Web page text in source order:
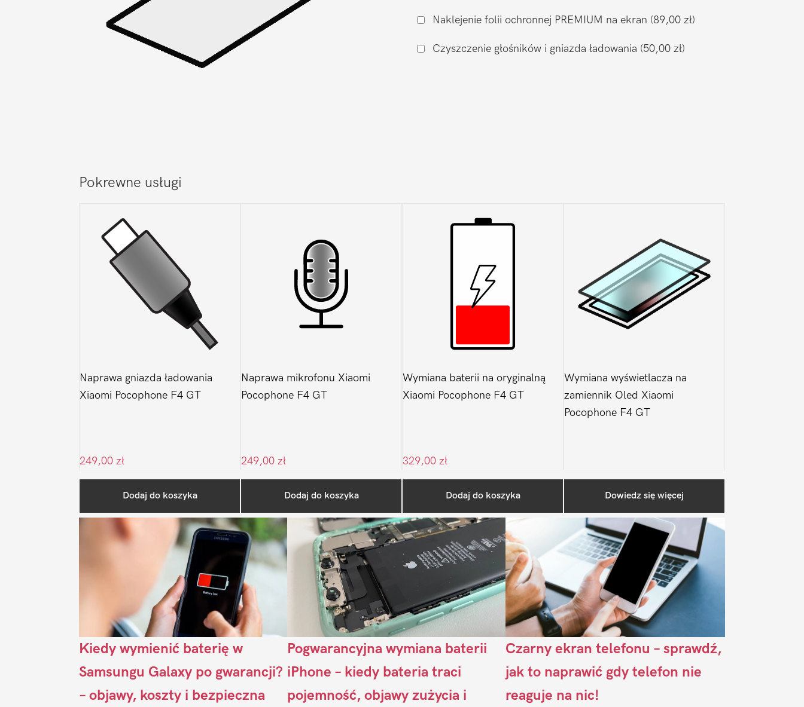
XiaomiNaklejenie folii ochronnej PREMIUM na ekran (89,00 zł)
Czyszczenie głośników i gniazda ładowania (50,00 zł)
Pokrewne usługi
Naprawa gniazda ładowania
Xiaomi Pocophone F4 GT
249,00 zł
Dodaj do koszyka
Naprawa mikrofonu Xiaomi
Pocophone F4 GT
249,00 zł
Dodaj do koszyka
Wymiana baterii na oryginalną
Xiaomi Pocophone F4 GT
329,00 zł
Dodaj do koszyka
Wymiana wyświetlacza na
zamiennik Oled Xiaomi
Pocophone F4 GT
Dowiedz się więcej
Sidebar
Ostatnio na blogu
Kiedy wymienić baterię w
Samsungu Galaxy po gwarancji?
– objawy, koszty i bezpieczna
Pogwarancyjna wymiana baterii
iPhone – kiedy bateria traci
pojemność, objawy zużycia i
Czarny ekran telefonu – sprawdź,
jak to naprawić gdy telefon nie
reaguje na nic!